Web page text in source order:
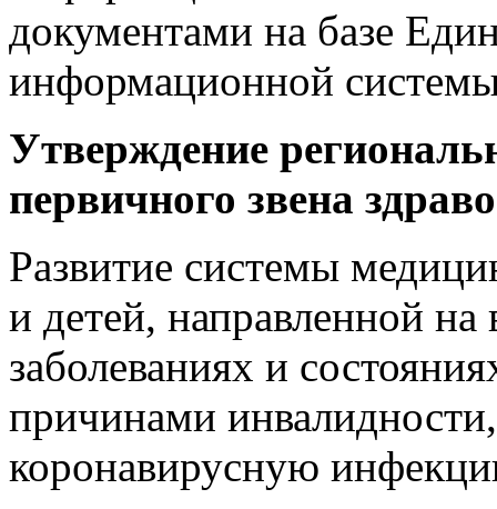
документами на базе
информационной
Утверждение
первичного звена
Развитие системы
и детей, направленной на
заболеваниях и
причинами
коронавирусную